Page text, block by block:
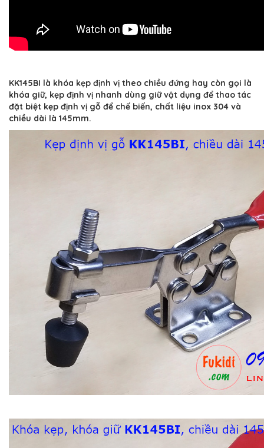
KK145BI là khóa kẹp định vị theo chiều đứng hay còn gọi là
khóa giữ, kẹp định vị nhanh dùng giữ vật dụng để thao tác
đặt biệt kẹp định vị gỗ để chế biến, chất liệu inox 304 và
chiều dài là 145mm.